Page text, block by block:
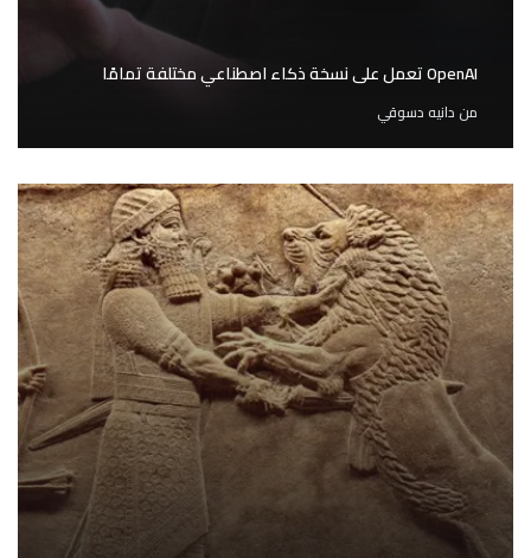
OpenAI تعمل على نسخة ذكاء اصطناعي مختلفة تمامًا
من دانيه دسوقي